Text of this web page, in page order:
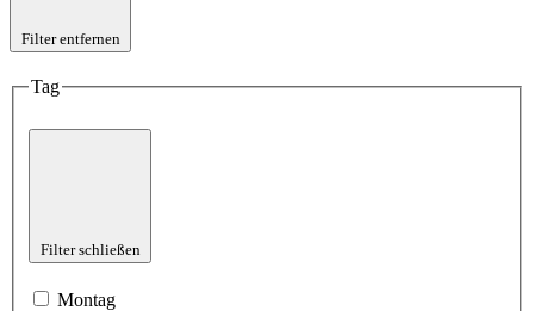
Filter entfernen
Tag
Filter schließen
Montag